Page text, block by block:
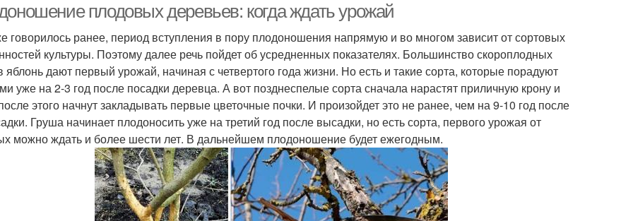
плодовых деревьев: когда ждать урожай
говорилось ранее, период вступления в пору плодоношения напрямую и во многом зависит от сортовых
культуры. Поэтому далее речь пойдет об усредненных показателях. Большинство скороплодных
яблонь дают первый урожай, начиная с четвертого года жизни. Но есть и такие сорта, которые порадуют
уже на 2-3 год после посадки деревца. А вот позднеспелые сорта сначала нарастят приличную крону и
этого начнут закладывать первые цветочные почки. И произойдет это не ранее, чем на 9-10 год после
Груша начинает плодоносить уже на третий год после высадки, но есть сорта, первого урожая от
можно ждать и более шести лет. В дальнейшем плодоношение будет ежегодным.